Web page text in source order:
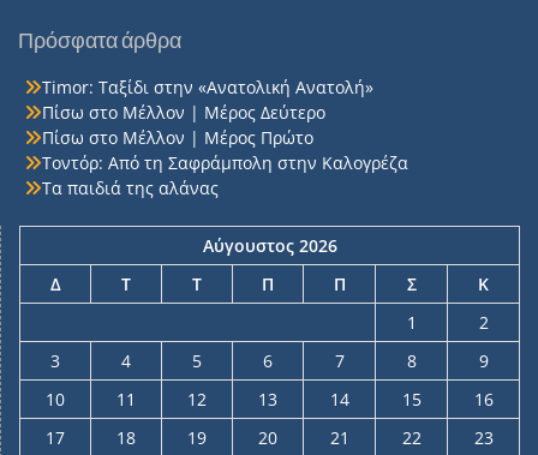
Πρόσφατα άρθρα
Timor: Ταξίδι στην «Ανατολική Ανατολή»
Πίσω στο Μέλλον | Μέρος Δεύτερο
Πίσω στο Μέλλον | Μέρος Πρώτο
Τοντόρ: Από τη Σαφράμπολη στην Καλογρέζα
Τα παιδιά της αλάνας
Αύγουστος 2026
Δ
Τ Τ Π Π Σ
Κ
1
2
3
4 5 6 7 8
9
10
11 12 13 14 15
16
17
18 19 20 21 22
23